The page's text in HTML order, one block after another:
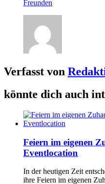
Freunden
Verfasst von
könnte dich auch
Feiern im eigenen
Eventlocation
In der heutigen Zeit
ihre Feiern im eigenen